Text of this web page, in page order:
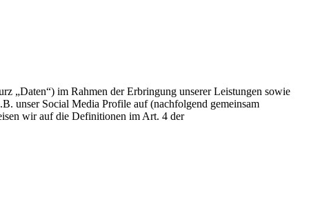
„Daten“) im Rahmen der Erbringung unserer Leistungen sowie
unser Social Media Profile auf (nachfolgend gemeinsam
wir auf die Definitionen im Art. 4 der